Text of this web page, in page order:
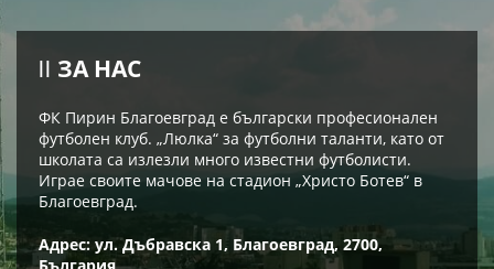
ЗА НАС
ФК Пирин Благоевград е български професионален
футболен клуб. „Люлка“ за футболни таланти, като от
школата са излезли много известни футболисти.
Играе своите мачове на стадион „Христо Ботев“ в
Благоевград.
Адрес: ул. Дъбравска 1, Благоевград, 2700,